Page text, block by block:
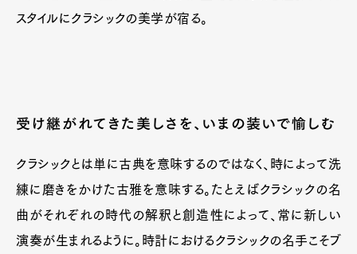
スタイルにクラシックの美学が宿る。
受け継がれてきた美しさを、いまの装いで愉しむ
クラシックとは単に古典を意味するのではなく、時によって洗
練に磨きをかけた古雅を意味する。たとえばクラシックの名
曲がそれぞれの時代の解釈と創造性によって、常に新しい
演奏が生まれるように。時計におけるクラシックの名手こそブ